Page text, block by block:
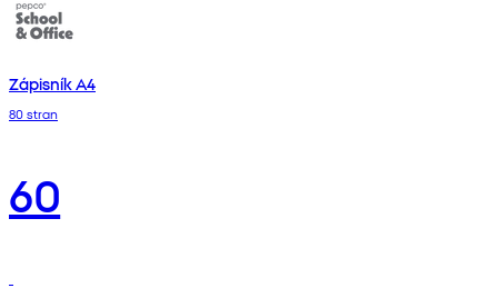
Zápisník A4
80 stran
60